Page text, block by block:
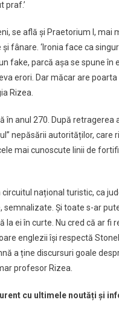
praf.’
se află și Praetorium I,
fânare. ‘Ironia face ca
fake, parcă așa se spune
erori. Dar măcar are
Rizea.
în anul 270. După
nepăsării autorităților, care
mai cunoscute linii de
circuitul național turistic, ca
Și toate s-ar
la ei în curte. Nu cred că ar
englezii își respectă
a ține discursuri goale
profesor Rizea.
cu ultimele noutăți și